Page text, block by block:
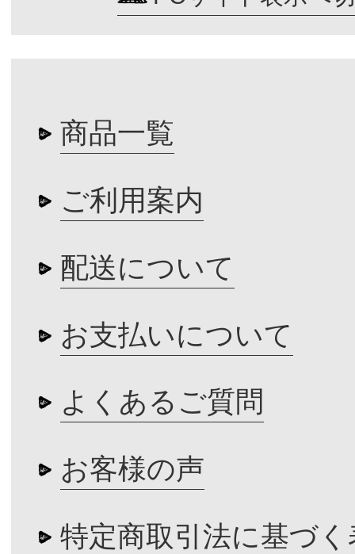
商品一覧
ご利用案内
配送について
お支払いについて
よくあるご質問
お客様の声
特定商取引法に基づく